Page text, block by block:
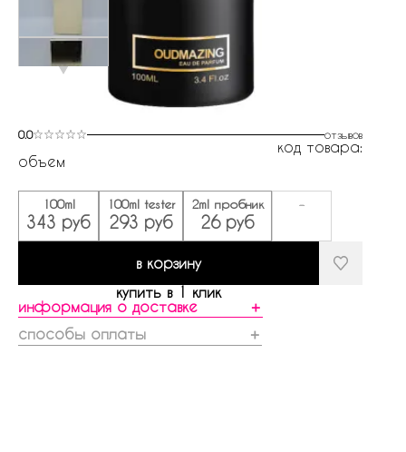
0.0 отзывов
код товара:
объем
100ml
343 руб
100ml tester
293 руб
2ml пробник
26 руб
-
в корзину
купить в 1 клик
информация о доставке
＋
способы оплаты
＋